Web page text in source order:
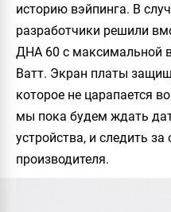
историю вэйпинга. В
разработчики решили
ДНА 60 с максимальной
Ватт. Экран платы
которое не царапается
мы пока будем ждать
устройства, и следить
производителя.